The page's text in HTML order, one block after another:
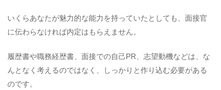
いくらあなたが魅力的な能力を持っていたとしても、面接官
に伝わらなければ内定はもらえません。
履歴書や職務経歴書、面接での自己PR、志望動機などは、な
んとなく考えるのではなく、しっかりと作り込む必要がある
のです。